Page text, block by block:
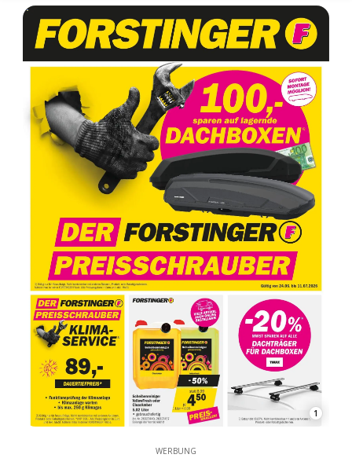
1
WERBUNG